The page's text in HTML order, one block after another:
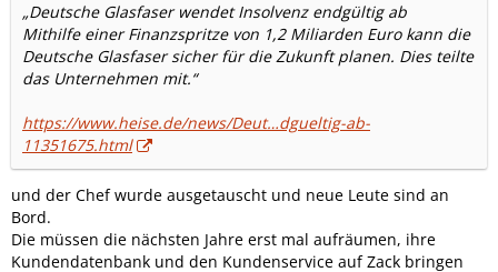
„Deutsche Glasfaser wendet Insolvenz endgültig ab
Mithilfe einer Finanzspritze von 1,2 Miliarden Euro kann die
Deutsche Glasfaser sicher für die Zukunft planen. Dies teilte
das Unternehmen mit.“
https://www.heise.de/news/Deut…dgueltig-ab-
11351675.html
und der Chef wurde ausgetauscht und neue Leute sind an
Bord.
Die müssen die nächsten Jahre erst mal aufräumen, ihre
Kundendatenbank und den Kundenservice auf Zack bringen